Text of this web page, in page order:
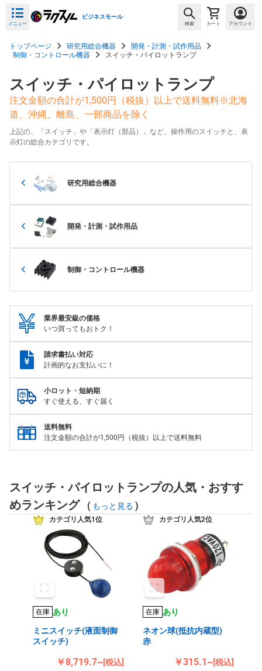
メニュー
ビジネスモール
検索 カート アカウント
トップページ 研究用総合機器
開発・計測・試作用品
制御・コントロール機器
スイッチ・パイロットランプ
スイッチ・パイロットランプ
注文金額の合計が1,500円（税抜）以上で送料無料※北海
道、沖縄、離島、一部商品を除く
上記の、「スイッチ」や「表示灯（部品）」など、操作用のスイッチと、表
示灯の総合カテゴリです。
研究用総合機器
開発・計測・試作用品
制御・コントロール機器
業界最安級の価格
いつ買ってもおトク！
請求書払い対応
計画的なお支払いに！
小ロット・短納期
すぐ使える、すぐ届く
送料無料
注文金額の合計が1,500円（税抜）以上で送料無料
スイッチ・パイロットランプの人気・おすす
めランキング
( もっと見る )
カテゴリ人気1位
在庫 あり
ミニスイッチ(液面制御
スイッチ)
￥8,719.7~[税込]
カテゴリ人気2位
在庫 あり
ネオン球(抵抗内蔵型)
赤
￥315.1~[税込]